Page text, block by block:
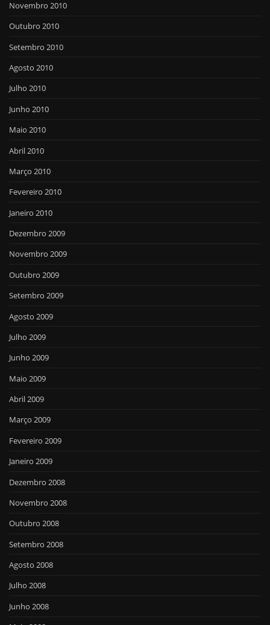
Novembro 2010
Outubro 2010
Setembro 2010
Agosto 2010
Julho 2010
Junho 2010
Maio 2010
Abril 2010
Março 2010
Fevereiro 2010
Janeiro 2010
Dezembro 2009
Novembro 2009
Outubro 2009
Setembro 2009
Agosto 2009
Julho 2009
Junho 2009
Maio 2009
Abril 2009
Março 2009
Fevereiro 2009
Janeiro 2009
Dezembro 2008
Novembro 2008
Outubro 2008
Setembro 2008
Agosto 2008
Julho 2008
Junho 2008